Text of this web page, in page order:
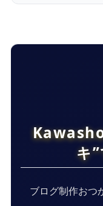
キ
ブログ制作おつ